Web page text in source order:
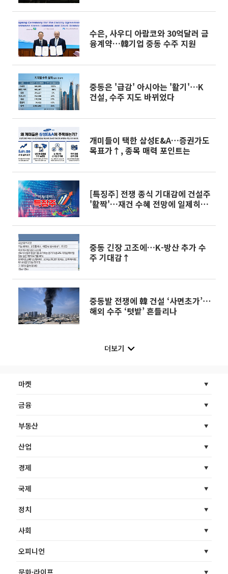
수은, 사우디 아람코와 30억달러 금
융계약…韓기업 중동 수주 지원
중동은 '급감' 아시아는 '활기'⋯K
건설, 수주 지도 바뀌었다
개미들이 택한 삼성E&A…증권가도
목표가↑, 종목 매력 포인트는
[특징주] 전쟁 종식 기대감에 건설주
'활짝'…재건 수혜 전망에 일제히
중동 긴장 고조에…K-방산 추가 수
주 기대감↑
중동발 전쟁에 韓 건설 ‘사면초가’⋯
해외 수주 ‘텃밭’ 흔들리나
더보기
마켓
금융
부동산
산업
경제
국제
정치
사회
오피니언
문화·라이프